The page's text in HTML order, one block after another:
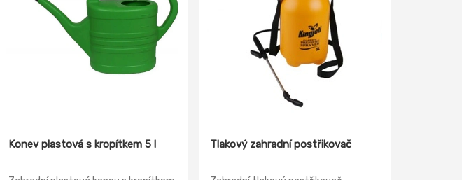
Konev plastová s kropítkem 5 l Tlakový zahradní postřikovač